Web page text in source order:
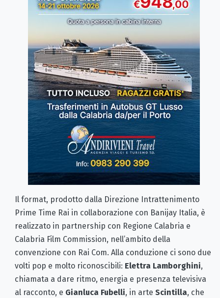
Il format, prodotto dalla Direzione Intrattenimento
Prime Time Rai in collaborazione con Banijay Italia, è
realizzato in partnership con Regione Calabria e
Calabria Film Commission, nell’ambito della
convenzione con Rai Com. Alla conduzione ci sono due
volti pop e molto riconoscibili: Elettra Lamborghini,
chiamata a dare ritmo, energia e presenza televisiva
al racconto, e Gianluca Fubelli, in arte Scintilla, che